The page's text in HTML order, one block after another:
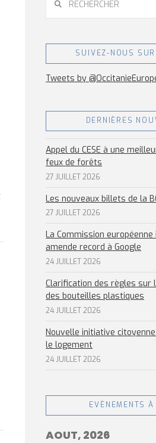
SUIVEZ-NOUS
Tweets by
DERNIÈRES
Appel du CESE à une
feux de forêts
27 JUILLET 2026
Les nouveaux billets de la
27 JUILLET 2026
La Commission
amende record à Google
24 JUILLET 2026
Clarification des règles sur
des bouteilles plastiques
24 JUILLET 2026
Nouvelle initiative
le logement
24 JUILLET 2026
EVÈNEMENTS À
AOUT, 2026